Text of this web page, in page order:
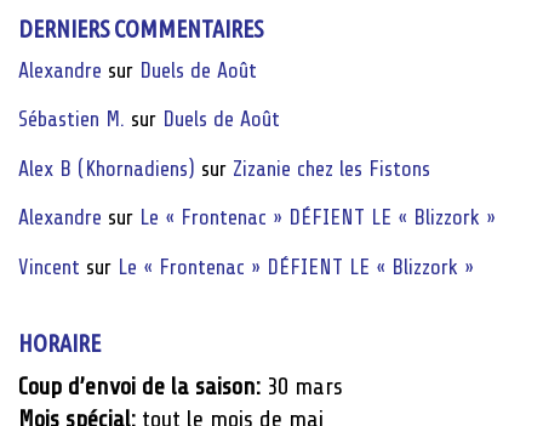
DERNIERS COMMENTAIRES
Alexandre sur Duels de Août
Sébastien M. sur Duels de Août
Alex B (Khornadiens) sur Zizanie chez les Fistons
Alexandre sur Le « Frontenac » DÉFIENT LE « Blizzork »
Vincent sur Le « Frontenac » DÉFIENT LE « Blizzork »
HORAIRE
Coup d’envoi de la saison: 30 mars
Mois spécial: tout le mois de mai